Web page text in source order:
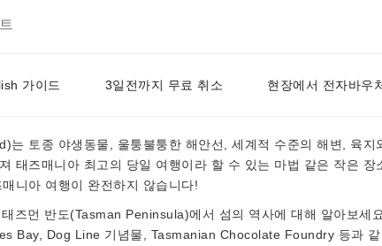
가이드 3일전까지 무료 취소 현장에서 전자바우
는 토종 야생동물, 울퉁불퉁한 해안선, 세계적 수준의 해변, 육지
태즈매니아 최고의 당일 여행이라 할 수 있는 마법 같은 작은 장
니아 여행이 완전하지 않습니다!
즈먼 반도(Tasman Peninsula)에서 섬의 ​​역사에 대해 알아보세요.
Bay, Dog Line 기념물, Tasmanian Chocolate Foundry 등과 같